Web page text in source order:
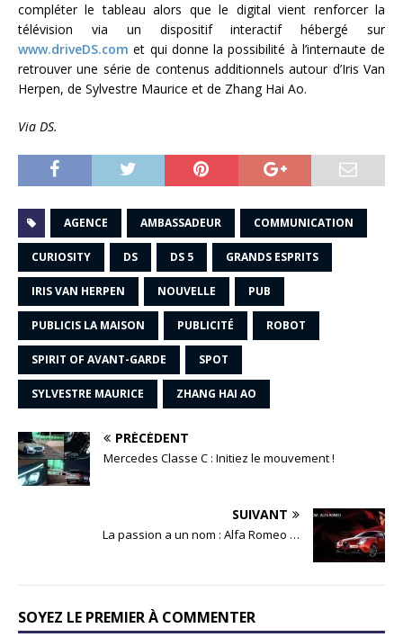
compléter le tableau alors que le digital vient renforcer la
télévision via un dispositif interactif hébergé sur
www.driveDS.com et qui donne la possibilité à l’internaute de
retrouver une série de contenus additionnels autour d’Iris Van
Herpen, de Sylvestre Maurice et de Zhang Hai Ao.
Via DS.
AGENCE AMBASSADEUR COMMUNICATION
CURIOSITY DS DS 5 GRANDS ESPRITS
IRIS VAN HERPEN NOUVELLE PUB
PUBLICIS LA MAISON PUBLICITÉ ROBOT
SPIRIT OF AVANT-GARDE SPOT
SYLVESTRE MAURICE ZHANG HAI AO
PRÉCÉDENT
Mercedes Classe C : Initiez le mouvement !
SUIVANT
La passion a un nom : Alfa Romeo …
SOYEZ LE PREMIER À COMMENTER